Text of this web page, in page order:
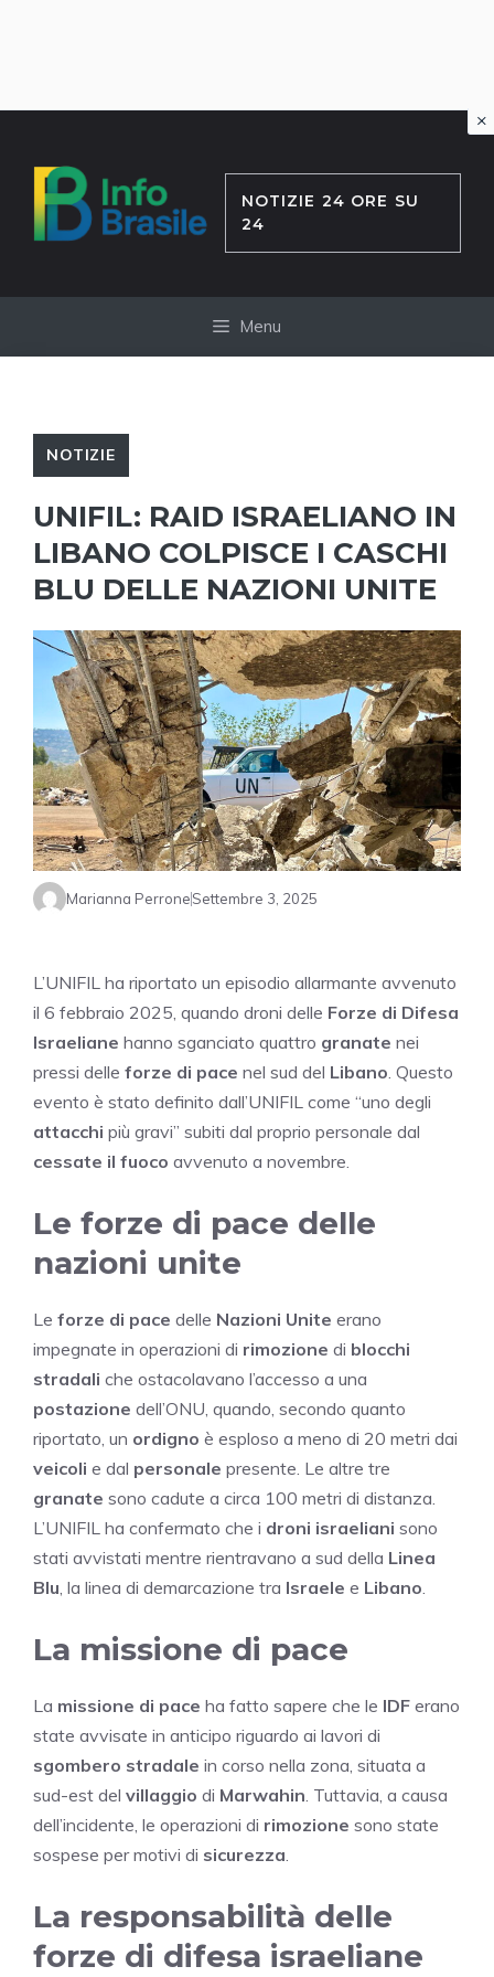
contenuto
NOTIZIE 24 ORE SU
24
Menu
NOTIZIE
UNIFIL: RAID ISRAELIANO IN
LIBANO COLPISCE I CASCHI
BLU DELLE NAZIONI UNITE
Marianna PerroneSettembre 3, 2025
L’UNIFIL ha riportato un episodio allarmante avvenuto
il 6 febbraio 2025, quando droni delle Forze di Difesa
Israeliane hanno sganciato quattro granate nei
pressi delle forze di pace nel sud del Libano. Questo
evento è stato definito dall’UNIFIL come “uno degli
attacchi più gravi” subiti dal proprio personale dal
cessate il fuoco avvenuto a novembre.
Le forze di pace delle
nazioni unite
Le forze di pace delle Nazioni Unite erano
impegnate in operazioni di rimozione di blocchi
stradali che ostacolavano l’accesso a una
postazione dell’ONU, quando, secondo quanto
riportato, un ordigno è esploso a meno di 20 metri dai
veicoli e dal personale presente. Le altre tre
granate sono cadute a circa 100 metri di distanza.
L’UNIFIL ha confermato che i droni israeliani sono
stati avvistati mentre rientravano a sud della Linea
Blu, la linea di demarcazione tra Israele e Libano.
La missione di pace
La missione di pace ha fatto sapere che le IDF erano
state avvisate in anticipo riguardo ai lavori di
sgombero stradale in corso nella zona, situata a
sud-est del villaggio di Marwahin. Tuttavia, a causa
dell’incidente, le operazioni di rimozione sono state
sospese per motivi di sicurezza.
La responsabilità delle
forze di difesa israeliane
×